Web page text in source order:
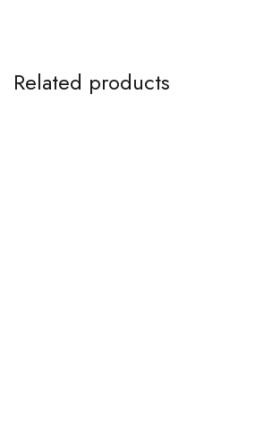
Related products